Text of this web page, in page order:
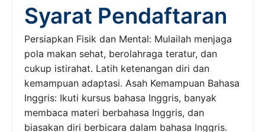
Syarat Pendaftaran
Persiapkan Fisik dan Mental: Mulailah menjaga
pola makan sehat, berolahraga teratur, dan
cukup istirahat. Latih ketenangan diri dan
kemampuan adaptasi. Asah Kemampuan Bahasa
Inggris: Ikuti kursus bahasa Inggris, banyak
membaca materi berbahasa Inggris, dan
biasakan diri berbicara dalam bahasa Inggris.